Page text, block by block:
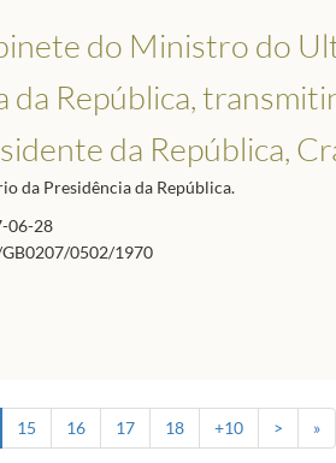
do Ministro do
da República,
da República,
da Presidência da República.
06-28
0502/1970
15 16 17 18 +10 > »